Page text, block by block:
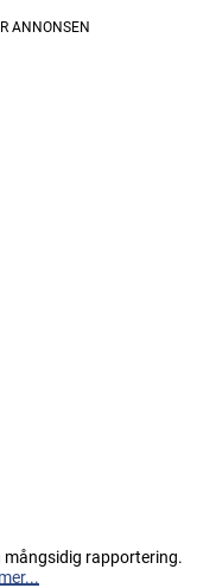
rapportering.